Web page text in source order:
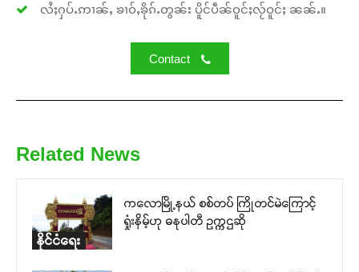
လႆႈႁပ်ႉဢၢၼ်ႇ ၶၢဝ်ႇၶိုၵ်ႉတွၼ်း ပိူင်ပဵၼ်ဝူင်ႈလႂ်ဝူင်ႈ ၼၼ်ႉ။
Contact
Related News
နိုင်ငံရေး
ကလောမြို့နယ် စစ်တပ် ကြိုတင်မဲကြောင့်
ရှုံးနိမ့်ဟု ဓနုပါတီ ဥက္ကဌဆို